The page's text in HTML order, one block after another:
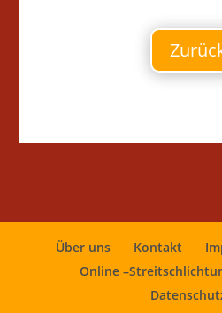
Über uns Kontakt
Online